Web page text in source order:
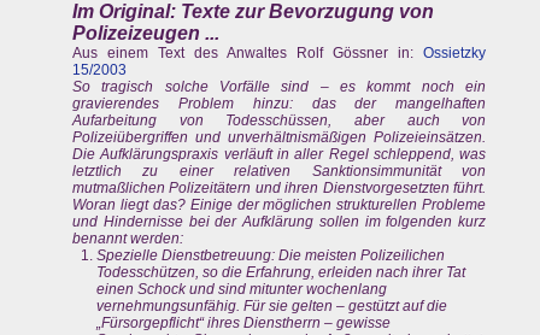
Im Original: Texte zur Bevorzugung von
Polizeizeugen ...
Aus einem Text des Anwaltes Rolf Gössner in:Ossietzky
15/2003
So tragisch solche Vorfälle sind – es kommt noch ein
gravierendes Problem hinzu: das der mangelhaften
Aufarbeitung von Todesschüssen, aber auch von
Polizeiübergriffen und unverhältnismäßigen Polizeieinsätzen.
Die Aufklärungspraxis verläuft in aller Regel schleppend, was
letztlich zu einer relativen Sanktionsimmunität von
mutmaßlichen Polizeitätern und ihren Dienstvorgesetzten führt.
Woran liegt das? Einige der möglichen strukturellen Probleme
und Hindernisse bei der Aufklärung sollen im folgenden kurz
benannt werden:
Spezielle Dienstbetreuung: Die meisten Polizeilichen
Todesschützen, so die Erfahrung, erleiden nach ihrer Tat
einen Schock und sind mitunter wochenlang
vernehmungsunfähig. Für sie gelten – gestützt auf die
„Fürsorgepflicht“ ihres Dienstherrn – gewisse